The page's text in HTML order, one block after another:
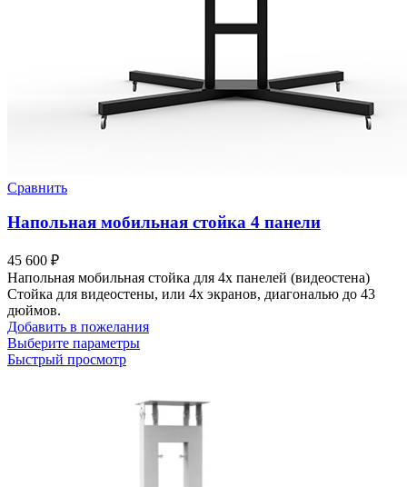
Сравнить
Напольная мобильная стойка 4 панели
45 600 ₽
Напольная мобильная стойка для 4х панелей (видеостена)
Стойка для видеостены, или 4х экранов, диагональю до 43
дюймов.
Добавить в пожелания
Выберите параметры
Быстрый просмотр